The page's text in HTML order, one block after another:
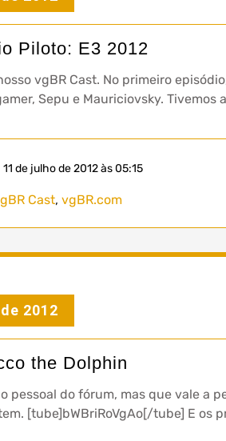
Piloto: E3 2012
vgBR Cast. No primeiro
Sepu e Mauriciovsky.
11 de julho de 2012 às 05:15
Cast, vgBR.com
2012
the Dolphin
do fórum, mas que vale a
[tube]bWBriRoVgAo[/tube] E os